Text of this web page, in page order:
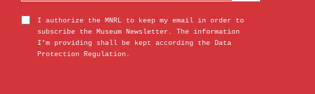
I authorize the MNRL to keep my email in order to
subscribe the Museum Newsletter. The information
I’m providing shall be kept according the Data
Protection Regulation.